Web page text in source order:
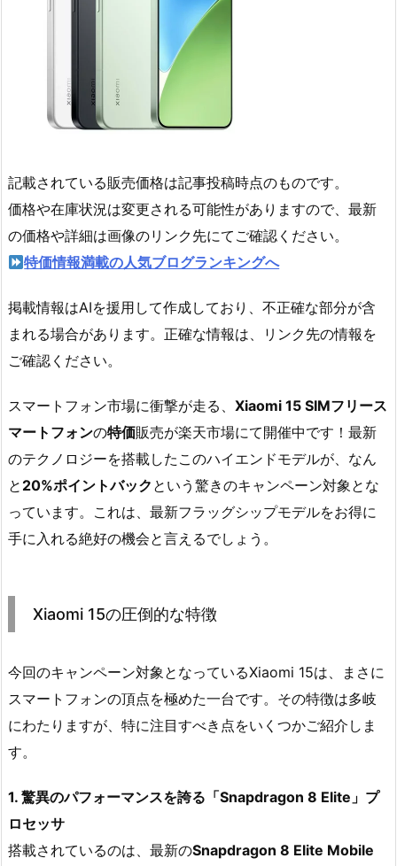
記載されている販売価格は記事投稿時点のものです。
価格や在庫状況は変更される可能性がありますので、最新
の価格や詳細は画像のリンク先にてご確認ください。
特価情報満載の人気ブログランキングへ
掲載情報はAIを援用して作成しており、不正確な部分が含
まれる場合があります。正確な情報は、リンク先の情報を
ご確認ください。
スマートフォン市場に衝撃が走る、 Xiaomi 15 SIMフリース
マートフォンの特価販売が楽天市場にて開催中です！最新
のテクノロジーを搭載したこのハイエンドモデルが、なん
と 20%ポイントバック という驚きのキャンペーン対象とな
っています。これは、最新フラッグシップモデルをお得に
手に入れる絶好の機会と言えるでしょう。
Xiaomi 15の圧倒的な特徴
今回のキャンペーン対象となっているXiaomi 15は、まさに
スマートフォンの頂点を極めた一台です。その特徴は多岐
にわたりますが、特に注目すべき点をいくつかご紹介しま
す。
1. 驚異のパフォーマンスを誇る「Snapdragon 8 Elite」プ
ロセッサ
搭載されているのは、最新のSnapdragon 8 Elite Mobile